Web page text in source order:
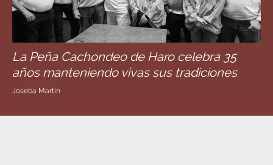
La Peña Cachondeo de Haro celebra 35
años manteniendo vivas sus tradiciones
Joseba Martín